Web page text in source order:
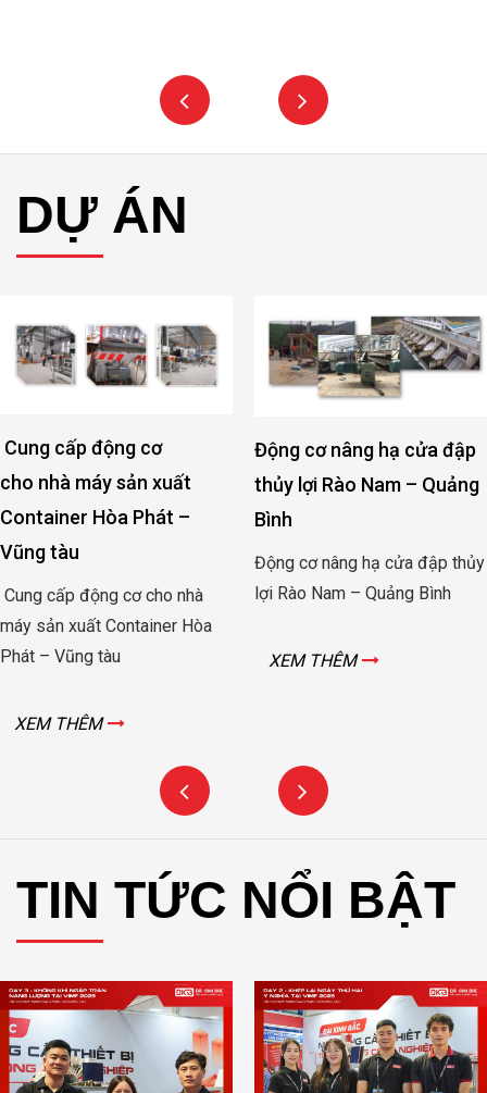
DỰ ÁN
Động cơ nâng hạ cửa đập
thủy lợi Rào Nam – Quảng
Bình
Động cơ nâng hạ cửa đập thủy
lợi Rào Nam – Quảng Bình
XEM THÊM
Cung cấp động cơ
phân trang trại
Cung cấp động cơ gạt
Thái – Bình Phước
TIN TỨC NỔI BẬT